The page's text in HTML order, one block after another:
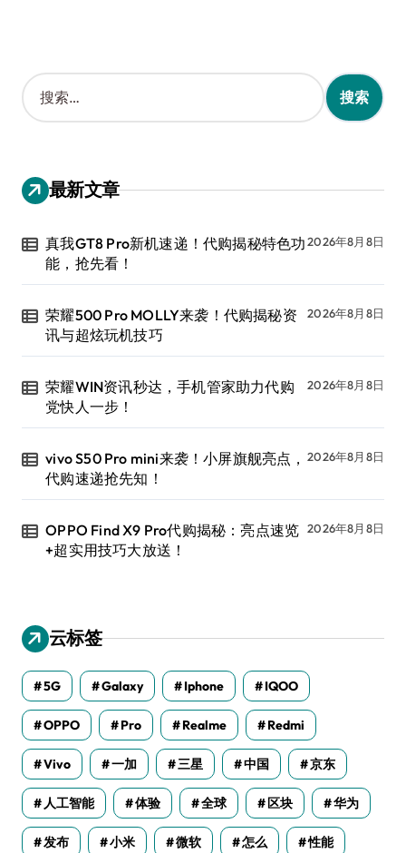
搜
索
：
最新文章
真我GT8 Pro新机速递！代购揭秘特色功
能，抢先看！
2026年8月8日
荣耀500 Pro MOLLY来袭！代购揭秘资
讯与超炫玩机技巧
2026年8月8日
荣耀WIN资讯秒达，手机管家助力代购
党快人一步！
2026年8月8日
vivo S50 Pro mini来袭！小屏旗舰亮点，
代购速递抢先知！
2026年8月8日
OPPO Find X9 Pro代购揭秘：亮点速览
+超实用技巧大放送！
2026年8月8日
云标签
5G Galaxy Iphone IQOO
OPPO Pro Realme Redmi
Vivo 一加 三星 中国 京东
人工智能 体验 全球 区块 华为
发布 小米 微软 怎么 性能